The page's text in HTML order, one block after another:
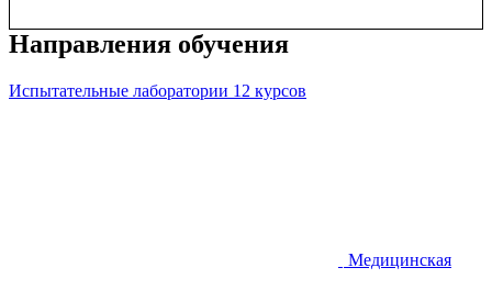
Направления обучения
Испытательные лаборатории 12 курсов
Медицинская